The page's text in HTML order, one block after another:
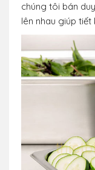
chúng tôi bán
lên nhau giúp tiết